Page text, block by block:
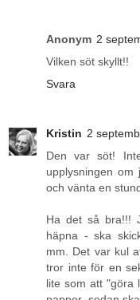
Anonym 2
Vilken söt skyllt!!
Svara
Kristin 2
Den var söt!
upplysningen
och vänta en
Ha det så bra!!!
häpna - ska
mm. Det var kul
tror inte för en
lite som att "göra